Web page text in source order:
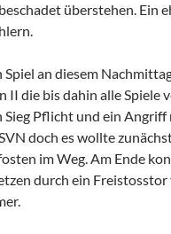
überstehen. Ein
an diesem
II die bis dahin alle Spiele
Sieg Pflicht und ein
doch es wollte
im Weg. Am Ende
durch ein